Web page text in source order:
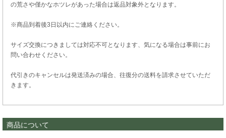
の荒さや僅かなホツレがあった場合は返品対象外となります。
※商品到着後3日以内にご連絡ください。
サイズ交換につきましては対応不可となります、気になる場合は事前にお
問い合わせください。
代引きのキャンセルは発送済みの場合、往復分の送料を請求させていただ
きます。
商品について